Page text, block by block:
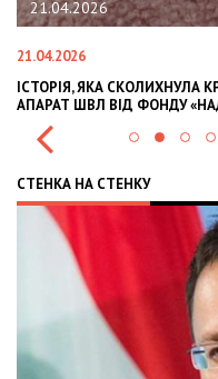
10-МІСЯЧНИЙ МАРК ОТРИМАВ
ДУБІЛЯ
СТЕНКА НА СТЕНКУ